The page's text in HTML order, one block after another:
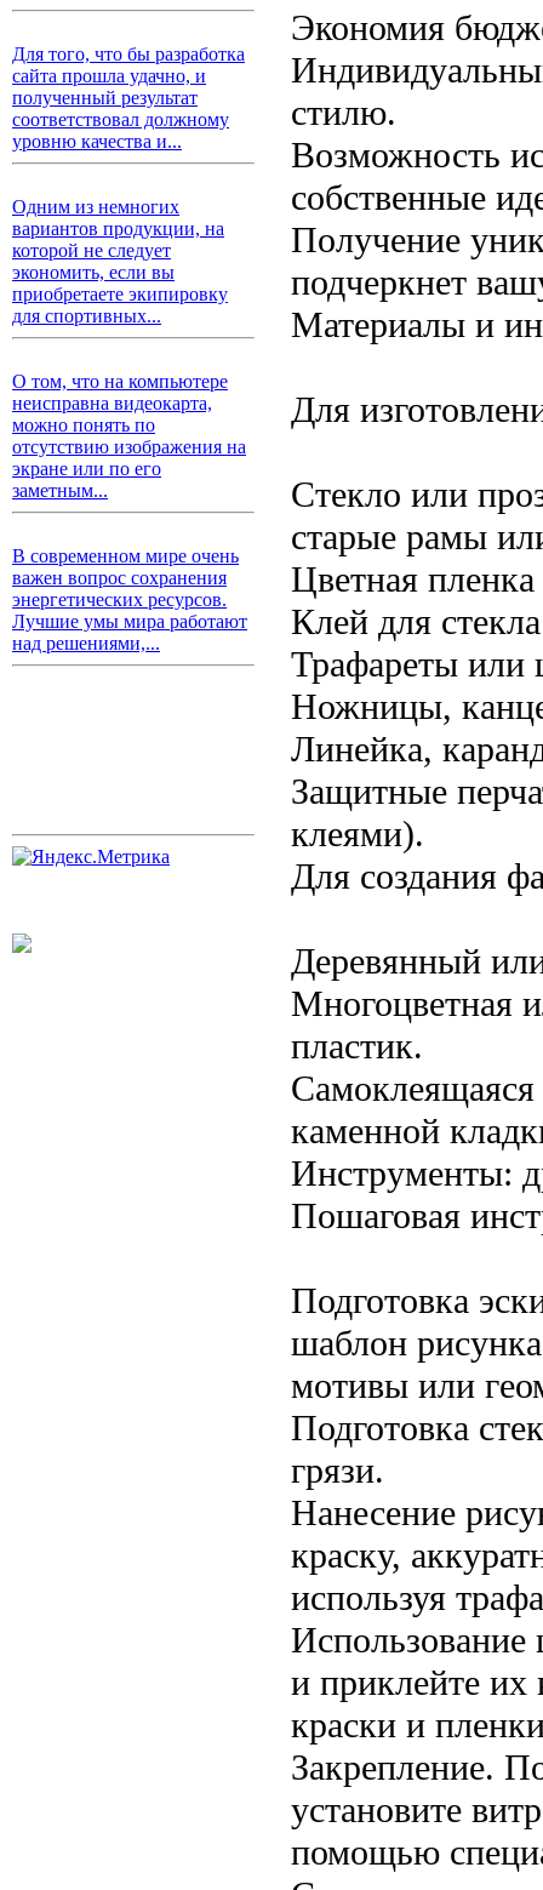
Для того, что бы разработка
сайта прошла удачно, и
полученный результат
соответствовал должному
уровню качества и...
Одним из немногих
вариантов продукции, на
которой не следует
экономить, если вы
приобретаете экипировку
для спортивных...
О том, что на компьютере
неисправна видеокарта,
можно понять по
отсутствию изображения на
экране или по его
заметным...
В современном мире очень
важен вопрос сохранения
энергетических ресурсов.
Лучшие умы мира работают
над решениями,...
Экономия
стилю.
Возможность
собственные
Получение
подчеркнет
Материалы и
Для
Стекло или
старые рамы
Цветная
Клей для
Трафареты или
Ножницы,
Линейка,
Защитные
клеями).
Для создания
Деревянный
Многоцветная
пластик.
каменной
Инструменты:
Пошаговая
Подготовка
шаблон
мотивы или
Подготовка
грязи.
Нанесение
краску,
используя
и приклейте их
краски и
Закрепление.
установите
помощью